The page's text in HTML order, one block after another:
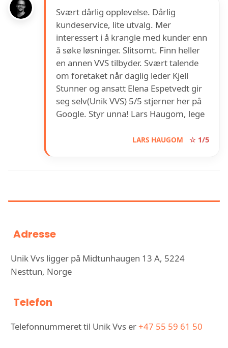
Svært dårlig opplevelse. Dårlig
kundeservice, lite utvalg. Mer
interessert i å krangle med kunder enn
å søke løsninger. Slitsomt. Finn heller
en annen VVS tilbyder. Svært talende
om foretaket når daglig leder Kjell
Stunner og ansatt Elena Espetvedt gir
seg selv(Unik VVS) 5/5 stjerner her på
Google. Styr unna! Lars Haugom, lege
LARS HAUGOM ☆ 1/5
Adresse
Unik Vvs ligger på Midtunhaugen 13 A, 5224
Nesttun, Norge
Telefon
Telefonnummeret til Unik Vvs er+47 55 59 61 50